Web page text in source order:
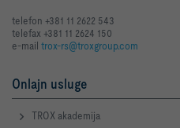
telefon +381 11 2622 543
telefax +381 11 2624 150
e-mail trox-rs@troxgroup.com
Onlajn usluge
TROX akademija